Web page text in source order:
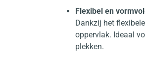
Flexibel en
Dankzij het
oppervlak. Ideaal
plekken.